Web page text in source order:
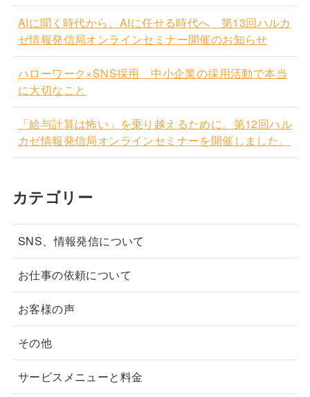
AIに聞く時代から、AIに任せる時代へ 第13回ハルカ
ゼ情報発信局オンラインセミナー開催のお知らせ
ハローワーク×SNS採用 中小企業の採用活動で本当
に大切なこと
「給与計算は怖い」を乗り越えるために。第12回ハル
カゼ情報発信局オンラインセミナーを開催しました。
カテゴリー
SNS、情報発信について
お仕事の依頼について
お客様の声
その他
サービスメニューと料金